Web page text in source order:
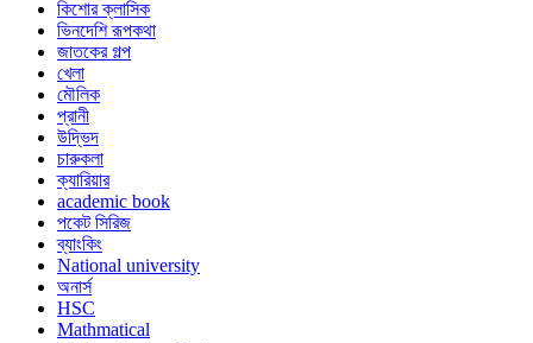
কিশোর ক্লাসিক
ভিনদেশি রূপকথা
জাতকের গল্প
খেলা
মৌলিক
প্রানী
উদ্ভিদ
চারুকলা
ক্যারিয়ার
academic book
পকেট সিরিজ
ব্যাংকিং
National university
অনার্স
HSC
Mathmatical